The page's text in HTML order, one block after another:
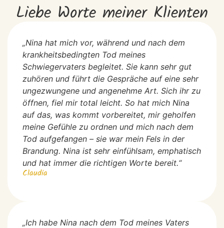
Liebe Worte meiner Klienten
„Nina hat mich vor, während und nach dem
krankheitsbedingten Tod meines
Schwiegervaters begleitet. Sie kann sehr gut
zuhören und führt die Gespräche auf eine sehr
ungezwungene und angenehme Art. Sich ihr zu
öffnen, fiel mir total leicht. So hat mich Nina
auf das, was kommt vorbereitet, mir geholfen
meine Gefühle zu ordnen und mich nach dem
Tod aufgefangen – sie war mein Fels in der
Brandung. Nina ist sehr einfühlsam, emphatisch
und hat immer die richtigen Worte bereit.“
Claudia
„Ich habe Nina nach dem Tod meines Vaters